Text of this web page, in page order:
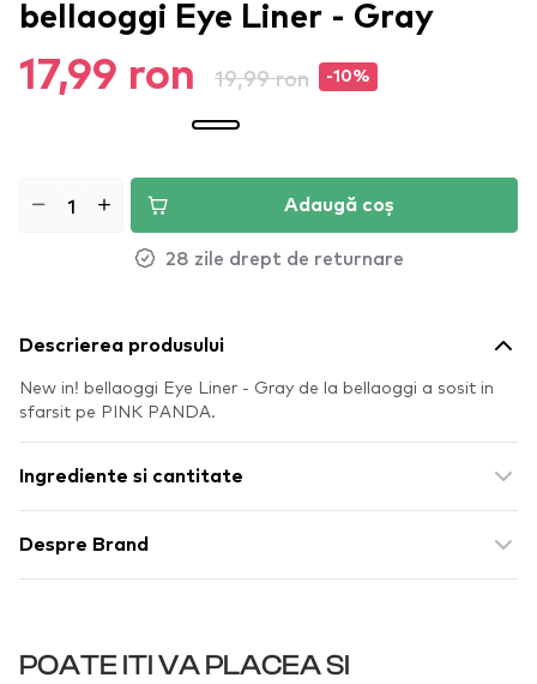
bellaoggi Eye Liner - Gray
17,99 ron 19,99 ron -10%
Adaugă coș
28 zile drept de returnare
Descrierea produsului
New in! bellaoggi Eye Liner - Gray de la bellaoggi a sosit in
sfarsit pe PINK PANDA.
Ingrediente si cantitate
Despre Brand
POATE ITI VA PLACEA SI